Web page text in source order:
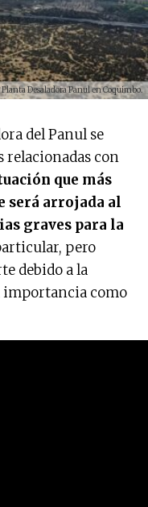
Desaladora Panul en Coquimbo.
del Panul se
relacionadas con
que más
será arrojada al
graves para la
pero
debido a la
importancia como